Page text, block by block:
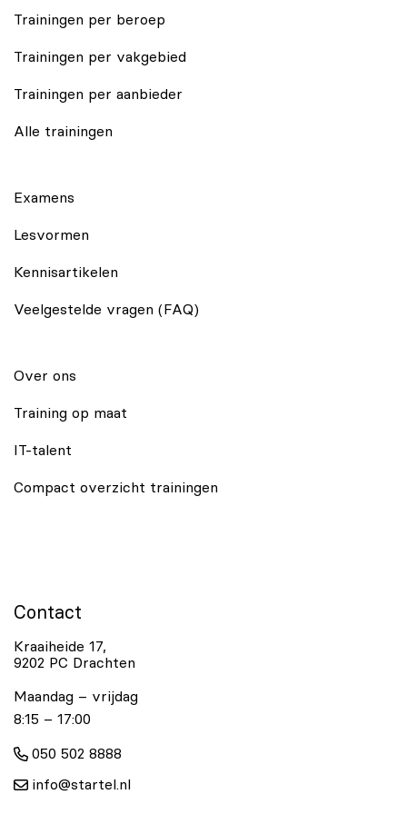
Trainingen per beroep
Trainingen per vakgebied
Trainingen per aanbieder
Alle trainingen
Examens
Lesvormen
Kennisartikelen
Veelgestelde vragen (FAQ)
Over ons
Training op maat
IT-talent
Compact overzicht trainingen
Contact
Kraaiheide 17,
9202 PC Drachten
Maandag – vrijdag
8:15 – 17:00
050 502 8888
info@startel.nl